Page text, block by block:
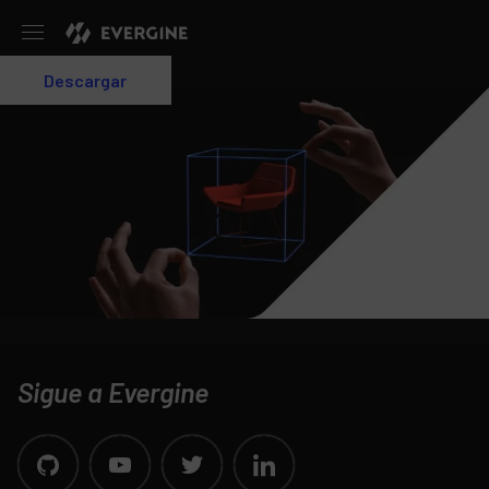
Login
Descargar
Sigue a Evergine